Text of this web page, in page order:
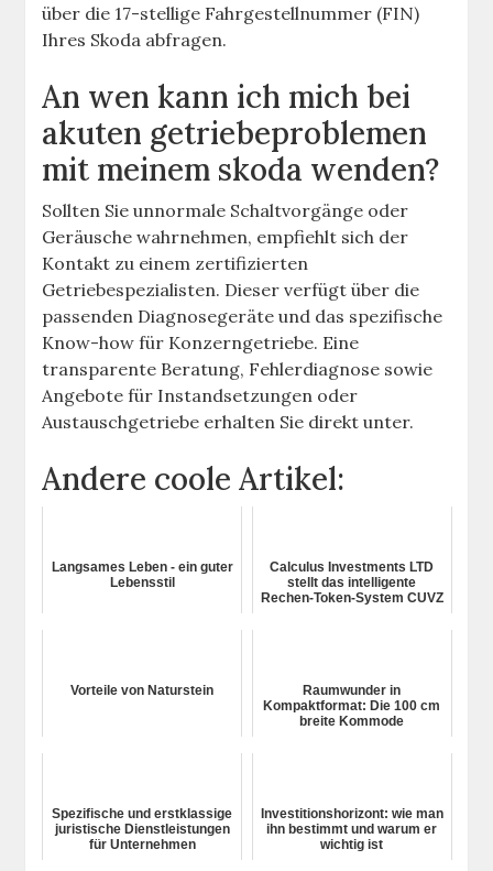
über die 17-stellige Fahrgestellnummer (FIN)
Ihres Skoda abfragen.
An wen kann ich mich bei
akuten getriebeproblemen
mit meinem skoda wenden?
Sollten Sie unnormale Schaltvorgänge oder
Geräusche wahrnehmen, empfiehlt sich der
Kontakt zu einem zertifizierten
Getriebespezialisten. Dieser verfügt über die
passenden Diagnosegeräte und das spezifische
Know-how für Konzerngetriebe. Eine
transparente Beratung, Fehlerdiagnose sowie
Angebote für Instandsetzungen oder
Austauschgetriebe erhalten Sie direkt unter.
Andere coole Artikel:
Langsames Leben - ein guter
Lebensstil
Calculus Investments LTD
stellt das intelligente
Rechen-Token-System CUVZ
Vorteile von Naturstein
Raumwunder in
Kompaktformat: Die 100 cm
breite Kommode
Spezifische und erstklassige
juristische Dienstleistungen
für Unternehmen
Investitionshorizont: wie man
ihn bestimmt und warum er
wichtig ist